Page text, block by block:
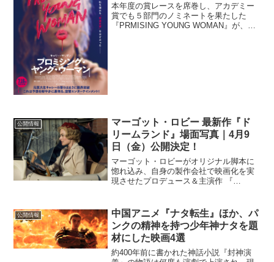
本年度の賞レースを席巻し、アカデミー
賞でも５部門のノミネートを果たした
『PRMISING YOUNG WOMAN』が、邦
公開情報
マーゴット・ロビー 最新作『ド
リームランド』場面写真｜4月9
日（金）公開決定！
マーゴット・ロビーがオリジナル脚本に
惚れ込み、自身の製作会社で映画化を実
現させたプロデュース＆主演作 『
蔵野館ほか全国公開することが決定し、
場面写...
公開情報
中国アニメ『ナタ転生』ほか、パ
ンクの精神を持つ少年神ナタを題
材にした映画4選
約400年前に書かれた神話小説『封神演